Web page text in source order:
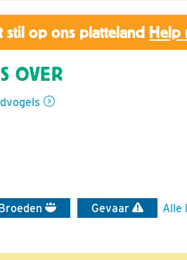
stil op ons platteland Help
OVER
Gevaar Alle